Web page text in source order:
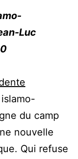
Luc
du camp
nouvelle
Qui refuse